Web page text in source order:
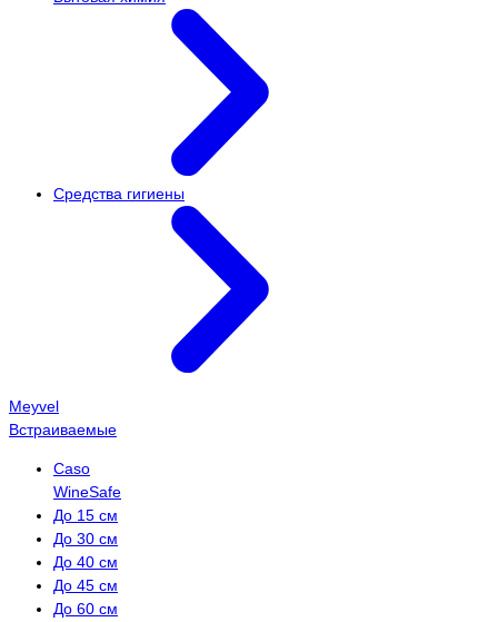
Средства гигиены
Meyvel
Встраиваемые
Caso
WineSafe
До 15 см
До 30 см
До 40 см
До 45 см
До 60 см